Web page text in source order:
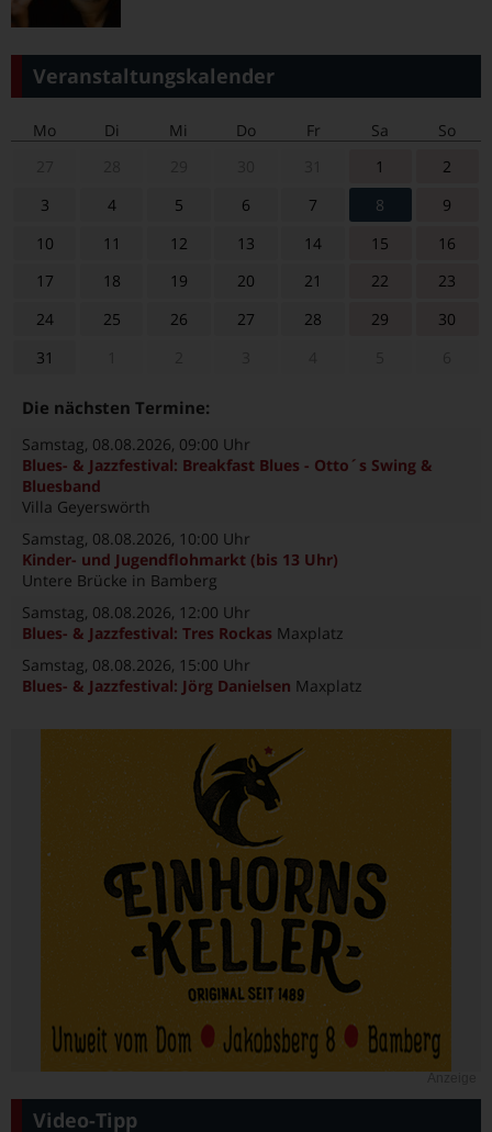
Veranstaltungskalender
Mo Di Mi Do Fr Sa
So
1
2
3
4 5 6 7 8
9
10
11 12 13 14 15
16
17
18 19 20 21 22
23
24
25 26 27 28 29
30
31
Die nächsten Termine:
Samstag, 08.08.2026, 09:00 Uhr
Blues- & Jazzfestival: Breakfast Blues - Otto´s Swing &
Bluesband
Villa Geyerswörth
Samstag, 08.08.2026, 10:00 Uhr
Kinder- und Jugendflohmarkt (bis 13 Uhr)
Untere Brücke in Bamberg
Samstag, 08.08.2026, 12:00 Uhr
Blues- & Jazzfestival: Tres Rockas Maxplatz
Samstag, 08.08.2026, 15:00 Uhr
Blues- & Jazzfestival: Jörg Danielsen Maxplatz
Video-Tipp